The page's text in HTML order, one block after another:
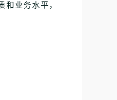
和业务水平，